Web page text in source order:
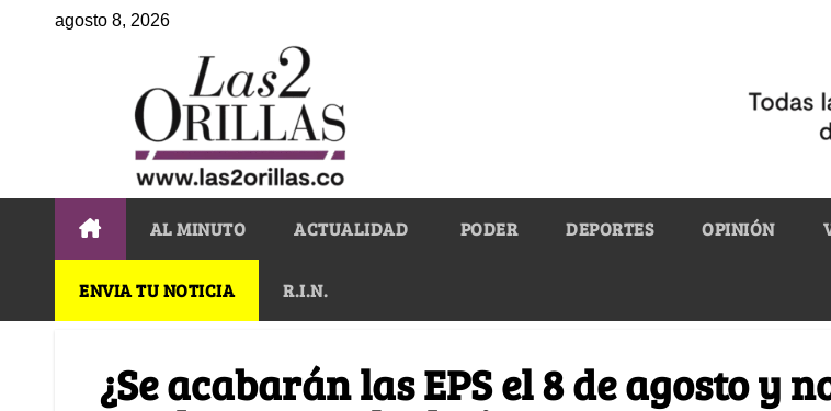
agosto 8, 2026
AL MINUTO ACTUALIDAD PODER DEPORTES OPINIÓN
ENVIA TU NOTICIA R.I.N.
¿Se acabarán las EPS el 8 de agosto y